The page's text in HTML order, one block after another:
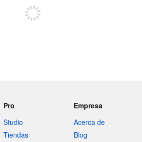
Pro
Studio
Tiendas
Empresa
Acerca de
Blog